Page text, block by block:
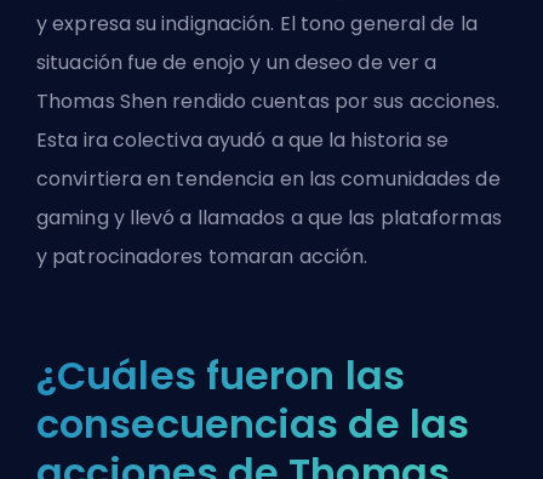
y expresa su indignación. El tono general de la
situación fue de enojo y un deseo de ver a
Thomas Shen rendido cuentas por sus acciones.
Esta ira colectiva ayudó a que la historia se
convirtiera en tendencia en las comunidades de
gaming y llevó a llamados a que las plataformas
y patrocinadores tomaran acción.
¿Cuáles fueron las
consecuencias de las